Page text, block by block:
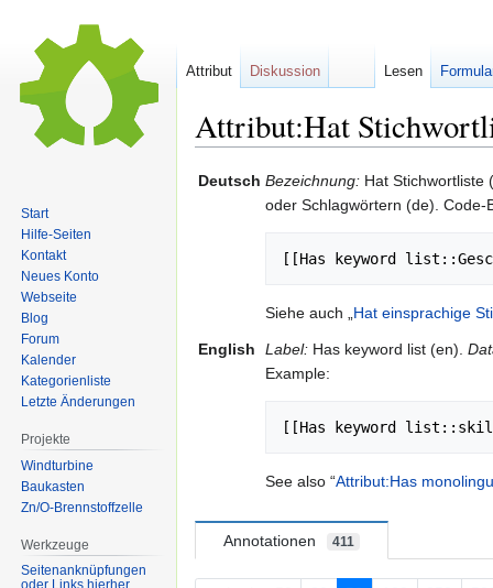
Attribut:Hat
Zur
Navigation
Zur
Deutsch Bezeichnung: Hat Stichwortliste
oder Schlagwörtern (de). Code-
Siehe auch „Hat einsprachige
English Label: Has keyword list (en).
Example:
See also “Attribut:Has
Annotationen 411
Attribut Diskussion Lesen
Start
Hilfe-Seiten
Kontakt
Neues Konto
Webseite
Blog
Forum
Kalender
Kategorienliste
Letzte Änderungen
Projekte
Windturbine
Baukasten
Zn/O-Brennstoffzelle
Werkzeuge
Seitenanknüpfungen